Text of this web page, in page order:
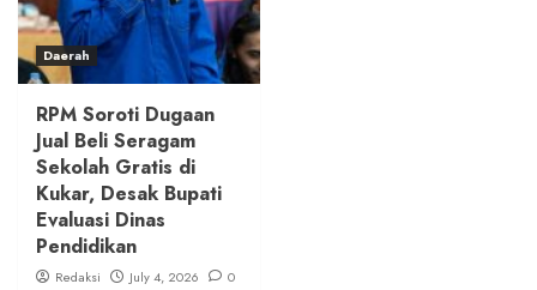
Daerah
RPM Soroti Dugaan
Jual Beli Seragam
Sekolah Gratis di
Kukar, Desak Bupati
Evaluasi Dinas
Pendidikan
Redaksi July 4, 2026 0